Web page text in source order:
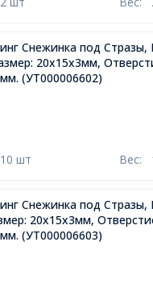
Снежинка под
20х15х3мм,
(УТ000006602)
10 шт Вес:
Снежинка под
20х15х3мм,
(УТ000006603)